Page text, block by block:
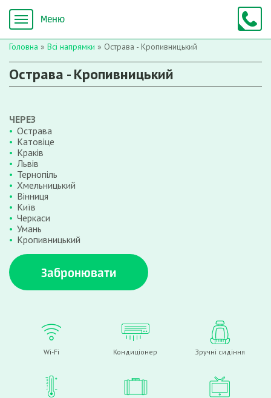
Головна » Всі напрямки » Острава - Кропивницький
Острава - Кропивницький
ЧЕРЕЗ
Острава
Катовіце
Краків
Львів
Тернопіль
Хмельницький
Вінниця
Київ
Черкаси
Умань
Кропивницький
Забронювати
Wi-Fi Кондиціонер Зручні сидіння